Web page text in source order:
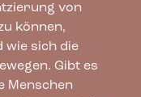
von
können,
wie sich die
Gibt es
Menschen